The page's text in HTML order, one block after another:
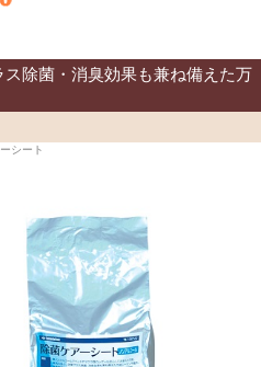
ス除菌・消臭効果も兼ね備えた万
シート